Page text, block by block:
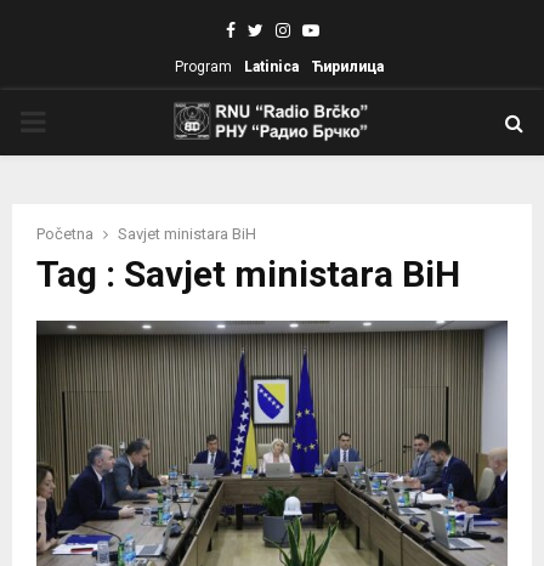
Facebook
TwitterInstagram
Youtube
Program Latinica Ћирилица
Početna Savjet ministara BiH
Tag : Savjet ministara BiH